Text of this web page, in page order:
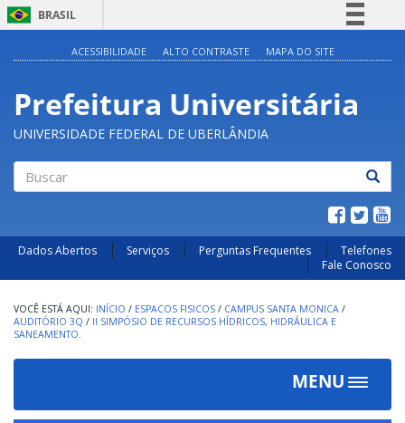
BRASIL
Participe
Acesso à informação
ACESSIBILIDADE ALTO CONTRASTE MAPA DO SITE
Prefeitura Universitária
UNIVERSIDADE FEDERAL DE UBERLÂNDIA
Dados Abertos Serviços Perguntas Frequentes
Telefones
Fale Conosco
INÍCIO / ESPACOS FISICOS / CAMPUS SANTA MONICA /
AUDITÓRIO 3Q / II SIMPÓSIO DE RECURSOS HÍDRICOS, HIDRÁULICA E
SANEAMENTO.
MENU
Toggle